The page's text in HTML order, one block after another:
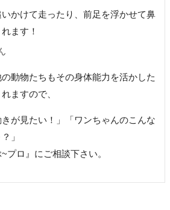
かけて走ったり、前足を浮かせて鼻
ます！
動物たちもその身体能力を活かした
ますので、
きが見たい！」「ワンちゃんのこんな
」
プロ』にご相談下さい。